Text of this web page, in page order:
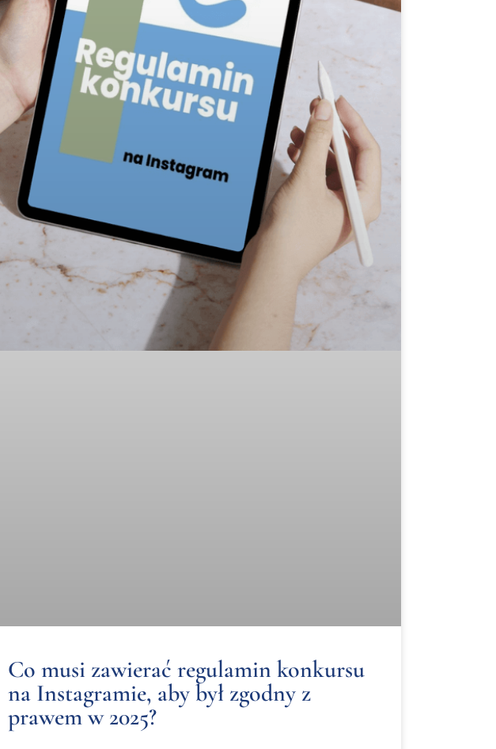
Co musi zawierać regulamin konkursu
na Instagramie, aby był zgodny z
prawem w 2025?